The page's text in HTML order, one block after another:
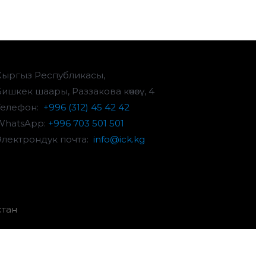
Республикасы,
шаары, Раззакова көчөсү, 4
+996 (312) 45 42 42
+996 703 501 501
почта: info@ick.kg